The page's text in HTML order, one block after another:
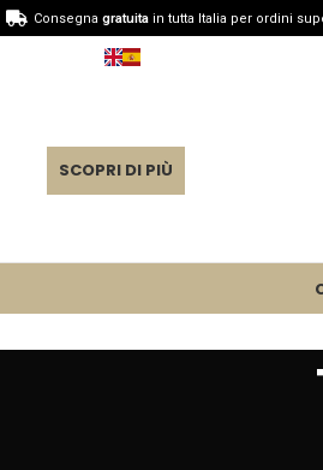
SCOPRI DI PIÙ
Consegna gratuitain tutta Italia per ordini